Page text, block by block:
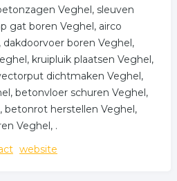
Veghel, sleuven
gat boren Veghel, airco
boren Veghel,
kruipluik plaatsen Veghel,
dichtmaken Veghel,
betonvloer schuren Veghel,
betonrot herstellen Veghel,
Veghel, .
website